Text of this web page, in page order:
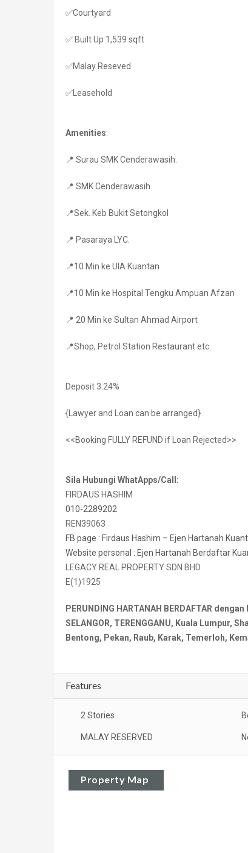
✅Courtyard
✅ Built Up 1,539 sqft
✅Malay Reseved
✅Leasehold
Amenities:
📍 Surau SMK Cenderawasih.
📍 SMK Cenderawasih.
📍Sek. Keb Bukit Setongkol
📍 Pasaraya LYC.
📍10 Min ke UIA Kuantan
📍10 Min ke Hospital Tengku Ampuan Afzan
📍 20 Min ke Sultan Ahmad Airport
📍Shop, Petrol Station Restaurant etc..
Deposit 3.24%
{Lawyer and Loan can be arranged}
<<Booking FULLY REFUND if Loan Rejected>>
Sila Hubungi WhatApps/Call:
FIRDAUS HASHIM
010-2289202
REN39063
FB page : Firdaus Hashim – Ejen Hartanah
Website personal : Ejen Hartanah Berdaftar
LEGACY REAL PROPERTY SDN BHD
E(1)1925
PERUNDING HARTANAH BERDAFTAR
SELANGOR, TERENGGANU, Kuala Lumpur,
Bentong, Pekan, Raub, Karak, Temerloh,
Features
2 Stories
MALAY RESERVED
Property Map